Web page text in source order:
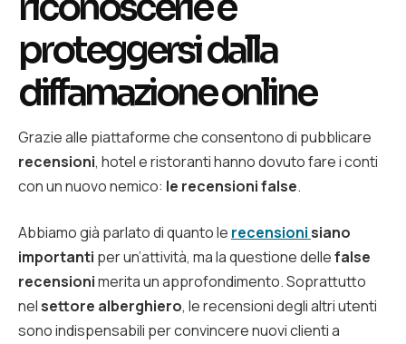
proteggersi dalla
diffamazione online
Grazie alle piattaforme che consentono di pubblicare
recensioni, hotel e ristoranti hanno dovuto fare i conti
con un nuovo nemico: le recensioni false.
Abbiamo già parlato di quanto le recensionisiano
importanti per un’attività, ma la questione dellefalse
recensionimerita un approfondimento. Soprattutto
nelsettore alberghiero, le recensioni degli altri utenti
sono indispensabili per convincere nuovi clienti a